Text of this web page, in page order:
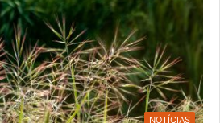
NOTÍCIAS